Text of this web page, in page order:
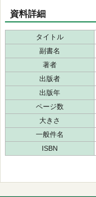
資料詳細
タイトル
副書名
著者
出版者
出版年
ページ数
大きさ
一般件名
ISBN